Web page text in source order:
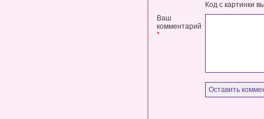
Код с картинки
Ваш
комментарий
*